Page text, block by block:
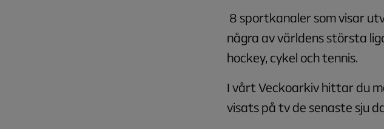
8 sportkanaler som visar
några av världens största
hockey, cykel och tennis.
I vårt Veckoarkiv hittar du
visats på tv de senaste sju